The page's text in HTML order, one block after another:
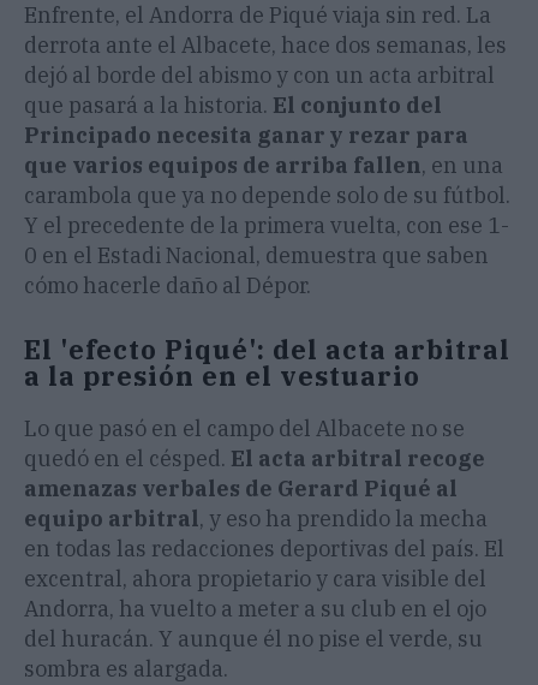
Enfrente, el Andorra de Piqué viaja sin red. La
derrota ante el Albacete, hace dos semanas, les
dejó al borde del abismo y con un acta arbitral
que pasará a la historia. El conjunto del
Principado necesita ganar y rezar para
que varios equipos de arriba fallen, en una
carambola que ya no depende solo de su fútbol.
Y el precedente de la primera vuelta, con ese 1-
0 en el Estadi Nacional, demuestra que saben
cómo hacerle daño al Dépor.
El 'efecto Piqué': del acta arbitral
a la presión en el vestuario
Lo que pasó en el campo del Albacete no se
quedó en el césped. El acta arbitral recoge
amenazas verbales de Gerard Piqué al
equipo arbitral, y eso ha prendido la mecha
en todas las redacciones deportivas del país. El
excentral, ahora propietario y cara visible del
Andorra, ha vuelto a meter a su club en el ojo
del huracán. Y aunque él no pise el verde, su
sombra es alargada.